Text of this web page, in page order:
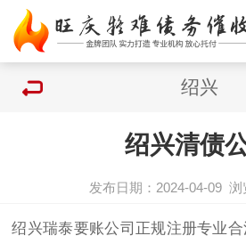
绍兴
绍兴清债
发布日期：2024-04-09 浏
绍兴瑞泰要账公司正规注册专业